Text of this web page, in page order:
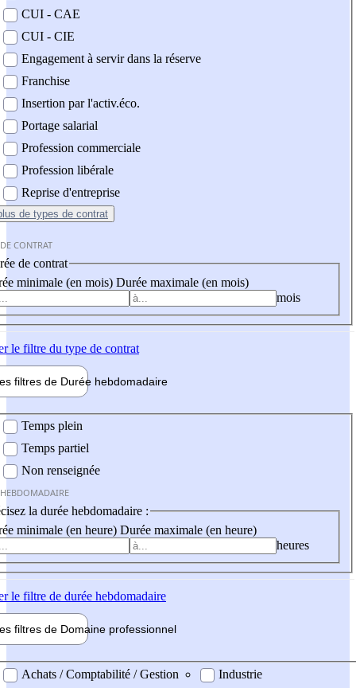
CUI - CAE
CUI - CIE
Engagement à servir dans la réserve
Franchise
Insertion par l'activ.éco.
Portage salarial
Profession commerciale
Profession libérale
Reprise d'entreprise
de types de contrat
CONTRAT
de contrat
minimale (en mois) Durée maximale (en mois)
mois
le filtre du type de contrat
filtres de Durée hebdomadaire
Temps plein
Temps partiel
Non renseignée
la durée hebdomadaire :
minimale (en heure) Durée maximale (en heure)
heures
le filtre de durée hebdomadaire
filtres de Domaine professionnel
professionel
Achats / Comptabilité / Gestion
Industrie